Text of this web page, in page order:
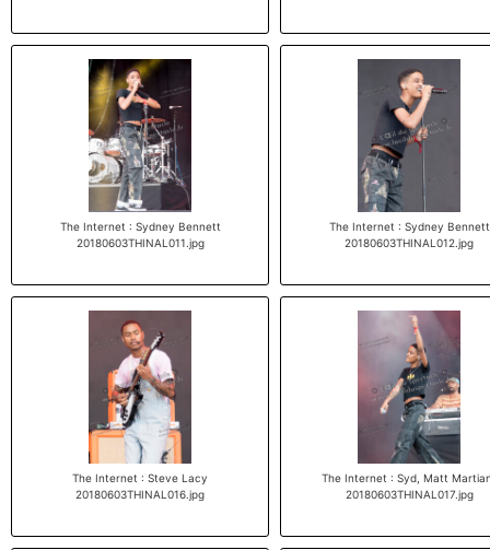
The Internet : Sydney Bennett
20180603THINAL011.jpg
The Internet : Sydney Bennett
20180603THINAL012.jpg
The Internet : Steve Lacy
20180603THINAL016.jpg
The Internet : Syd, Matt
20180603THINAL017.jpg